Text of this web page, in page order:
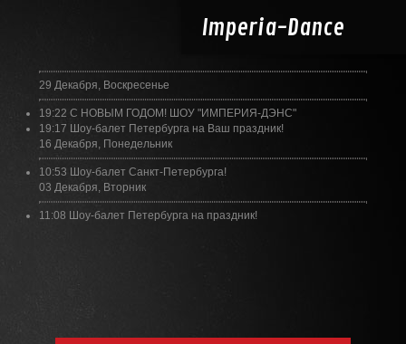
Imperia-Dance
29 Декабря, Воскресенье
19:22 С НОВЫМ ГОДОМ! ШОУ "ИМПЕРИЯ-ДЭНС"
19:17 Шоу-балет Петербурга на Ваш праздник!
16 Декабря, Понедельник
10:53 Шоу-балет Санкт-Петербурга!
03 Декабря, Вторник
11:08 Шоу-балет Петербурга на праздник!